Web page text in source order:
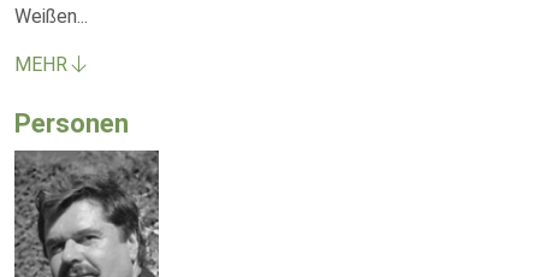
Weißen...
MEHR
Personen